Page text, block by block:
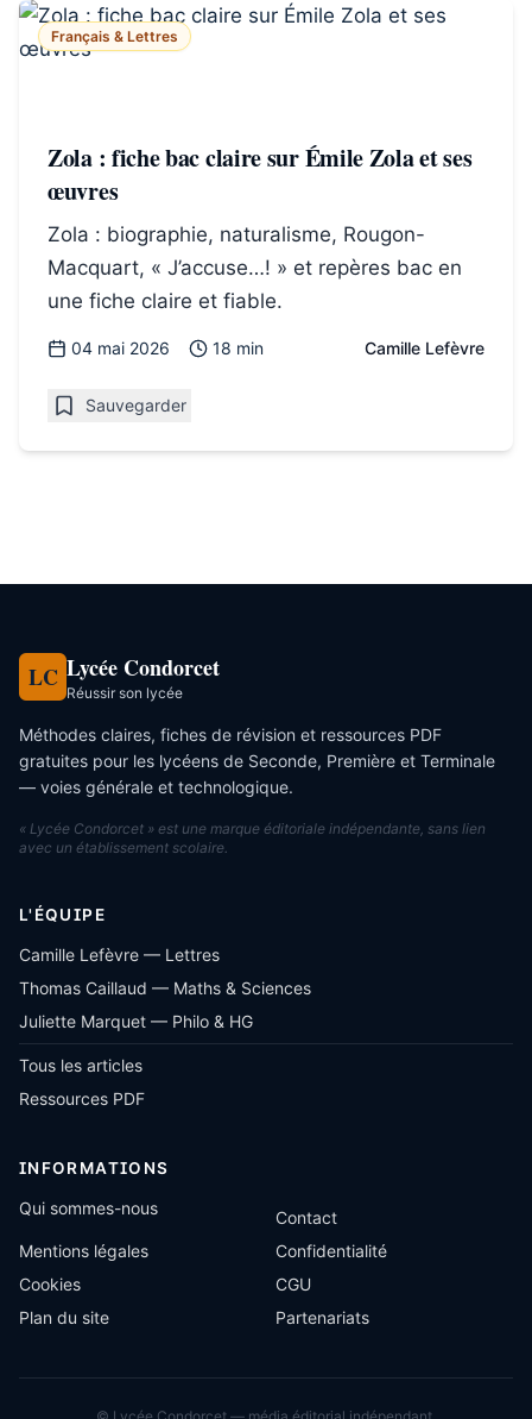
Français & Lettres
Zola : fiche bac claire sur Émile Zola et ses
œuvres
Zola : biographie, naturalisme, Rougon-
Macquart, « J’accuse…! » et repères bac en
une fiche claire et fiable.
04 mai 2026 18 min Camille Lefèvre
Sauvegarder
LC Lycée Condorcet
Réussir son lycée
Méthodes claires, fiches de révision et ressources PDF
gratuites pour les lycéens de Seconde, Première et Terminale
— voies générale et technologique.
« Lycée Condorcet » est une marque éditoriale indépendante, sans lien
avec un établissement scolaire.
L'ÉQUIPE
Camille Lefèvre — Lettres
Thomas Caillaud — Maths & Sciences
Juliette Marquet — Philo & HG
Tous les articles
Ressources PDF
INFORMATIONS
Qui sommes-nous
Contact
Mentions légales
Confidentialité
Cookies
CGU
Plan du site
Partenariats